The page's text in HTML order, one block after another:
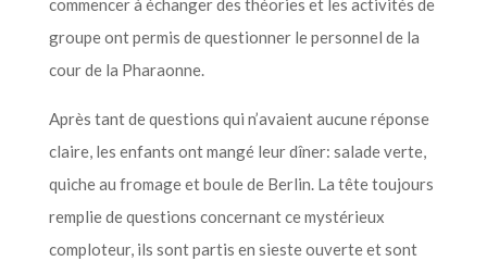
commencer à échanger des théories et les activités de
groupe ont permis de questionner le personnel de la
cour de la Pharaonne.
Après tant de questions qui n’avaient aucune réponse
claire, les enfants ont mangé leur dîner: salade verte,
quiche au fromage et boule de Berlin. La tête toujours
remplie de questions concernant ce mystérieux
comploteur, ils sont partis en sieste ouverte et sont